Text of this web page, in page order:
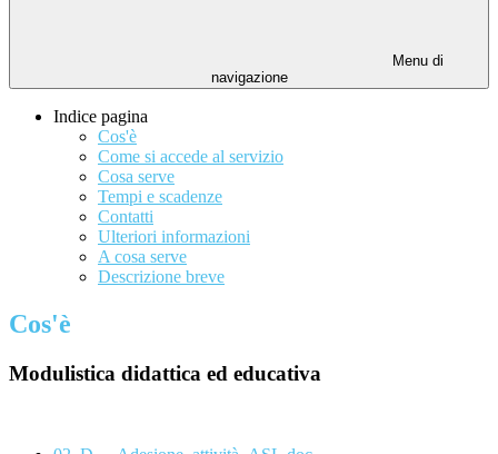
Menu di
navigazione
Indice pagina
Cos'è
Come si accede al servizio
Cosa serve
Tempi e scadenze
Contatti
Ulteriori informazioni
A cosa serve
Descrizione breve
Cos'è
Modulistica didattica ed educativa